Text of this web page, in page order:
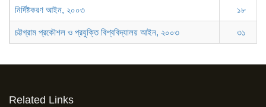
নির্দিষ্টকরণ আইন, ২০০৩ ১৮
চট্টগ্রাম প্রকৌশল ও প্রযুক্তি বিশ্ববিদ্যালয় আইন, ২০০৩ ৩১
Related Links